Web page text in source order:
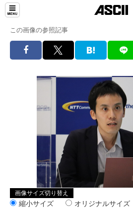
この画像の参照記事
画像サイズ切り替え
縮小サイズ オリジナルサイズ